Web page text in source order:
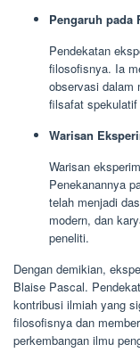
Pengaruh pada
Pendekatan
filosofisnya. Ia
observasi dalam
filsafat
Warisan
Warisan
Penekanannya
telah menjadi
modern, dan
peneliti.
Dengan demikian,
Blaise Pascal.
kontribusi ilmiah yang
filosofisnya dan
perkembangan ilmu